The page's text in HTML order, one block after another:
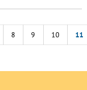
8 9 10 11